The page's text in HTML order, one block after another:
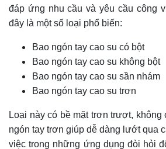
đáp ứng nhu cầu và yêu cầu công
đây là một số loại phổ biến:
Bao ngón tay cao su có bột
Bao ngón tay cao su không bột
Bao ngón tay cao su sần nhám
Bao ngón tay cao su trơn
Loại này có bề mặt trơn trượt, không
ngón tay trơn giúp dễ dàng lướt qua
việc trong những ứng dụng đòi hỏi